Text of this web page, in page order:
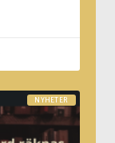
NYHETER